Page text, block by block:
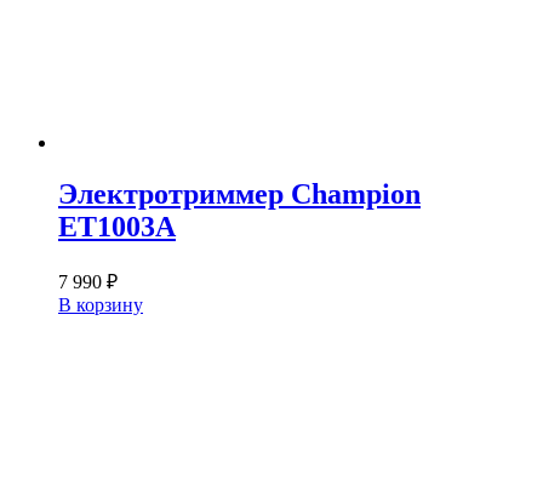
Электротриммер Champion
ET1003A
7 990 ₽
В корзину